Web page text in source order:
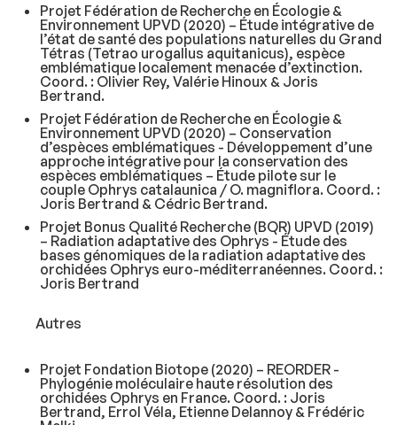
Projet Fédération de Recherche en Écologie &
Environnement UPVD (2020) – Étude intégrative de
l’état de santé des populations naturelles du Grand
Tétras (Tetrao urogallus aquitanicus), espèce
emblématique localement menacée d’extinction.
Coord. : Olivier Rey, Valérie Hinoux & Joris
Bertrand.
Projet Fédération de Recherche en Écologie &
Environnement UPVD (2020) – Conservation
d’espèces emblématiques - Développement d’une
approche intégrative pour la conservation des
espèces emblématiques – Étude pilote sur le
couple Ophrys catalaunica / O. magniflora. Coord. :
Joris Bertrand & Cédric Bertrand.
Projet Bonus Qualité Recherche (BQR) UPVD (2019)
– Radiation adaptative des Ophrys - Étude des
bases génomiques de la radiation adaptative des
orchidées Ophrys euro-méditerranéennes. Coord. :
Joris Bertrand
Autres
Projet Fondation Biotope (2020) – REORDER -
Phylogénie moléculaire haute résolution des
orchidées Ophrys en France. Coord. : Joris
Bertrand, Errol Véla, Etienne Delannoy & Frédéric